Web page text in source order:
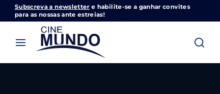
Subscreva a newsletter e habilite-se a ganhar convites
para as nossas ante estreias!
Cinemundo – Onde O Cinema Acontece
Login